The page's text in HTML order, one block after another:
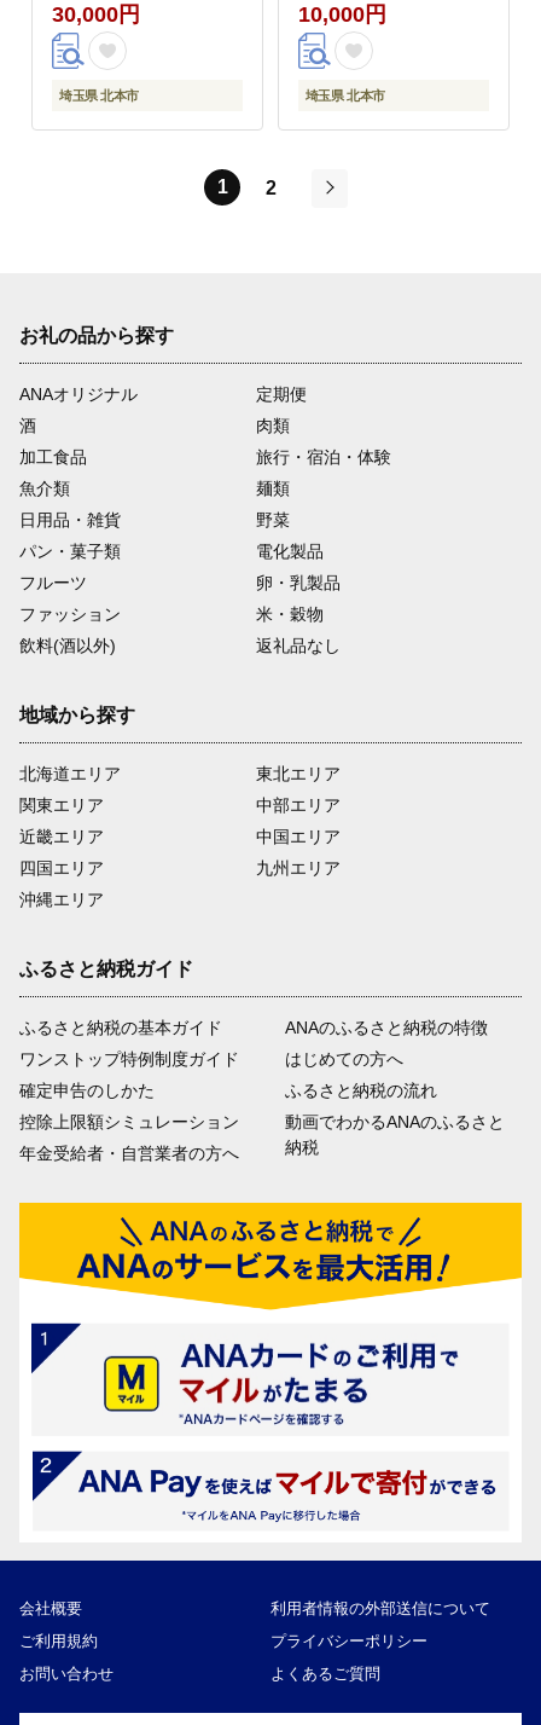
30,000円
埼玉県 北本市
10,000円
埼玉県 北本市
1
2
お礼の品から探す
ANAオリジナル
定期便
酒
肉類
加工食品
旅行・宿泊・体験
魚介類
麺類
日用品・雑貨
野菜
パン・菓子類
電化製品
フルーツ
卵・乳製品
ファッション
米・穀物
飲料(酒以外)
返礼品なし
地域から探す
北海道エリア
関東エリア
近畿エリア
四国エリア
沖縄エリア
東北エリア
中部エリア
中国エリア
九州エリア
ふるさと納税ガイド
ふるさと納税の基本ガイド
ワンストップ特例制度ガイド
確定申告のしかた
控除上限額シミュレーション
年金受給者・自営業者の方へ
ANAのふるさと納税の特徴
はじめての方へ
ふるさと納税の流れ
動画でわかるANAのふるさと
納税
会社概要
利用者情報の外部送信について
ご利用規約
プライバシーポリシー
お問い合わせ
よくあるご質問